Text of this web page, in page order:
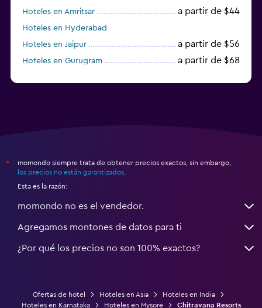
Hoteles en Amritsar a partir de $44
Hoteles en Hyderabad
Hoteles en Jaipur
a partir de $56
Hoteles en Gurugram a partir de $68
*
momondo siempre trata de obtener precios exactos, sin embargo,
los precios no están garantizados
Esta es la razón:
momondo no es el vendedor.
Agregamos montones de datos para ti
¿Por qué los precios no son 100% exactos?
Ofertas de hotel Hoteles en Asia
Hoteles en India
Hoteles en Karnataka
Hoteles en Mysore Chitravana Resorts